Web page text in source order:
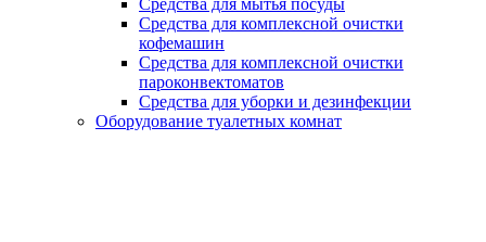
Средства для комплексной очистки
кофемашин
Средства для комплексной очистки
пароконвектоматов
Средства для уборки и дезинфекции
Оборудование туалетных комнат